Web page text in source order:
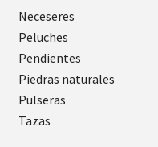
Neceseres
Peluches
Pendientes
Piedras naturales
Pulseras
Tazas